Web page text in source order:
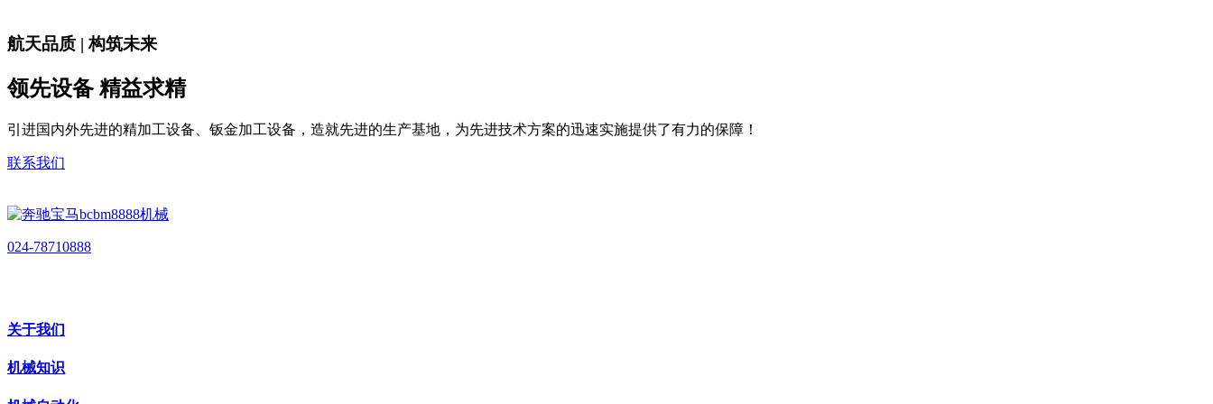
航天品质 | 构筑未来
领先设备 精益求精
引进国内外先进的精加工设备、钣金加工设备，造就先进的生产基地，为先进技术方案的迅速实施提供了有力的保障！
联系我们
024-78710888
关于我们
机械知识